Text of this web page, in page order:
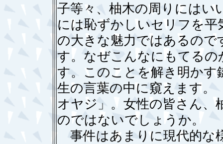
子等々、柚木の周りにはい
には恥ずかしいセリフを
の大きな魅力ではあるので
す。なぜこんなにもてる
す。このことを解き明かす
生の言葉の中に窺えます。
オヤジ」。女性の皆さん
のではないでしょうか。
事件はあまりに現代的な